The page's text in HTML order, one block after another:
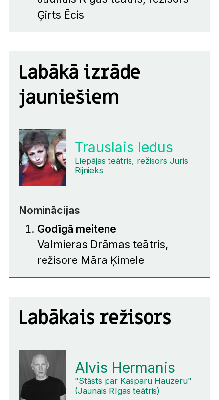
Ģirts Ēcis
Labākā izrāde
jauniešiem
Trauslais ledus
Liepājas teātris, režisors Juris
Rijnieks
Nominācijas
Godīgā meitene
Valmieras Drāmas teātris,
režisore Māra Ķimele
Labākais režisors
Alvis Hermanis
"Stāsts par Kasparu Hauzeru"
(Jaunais Rīgas teātris)